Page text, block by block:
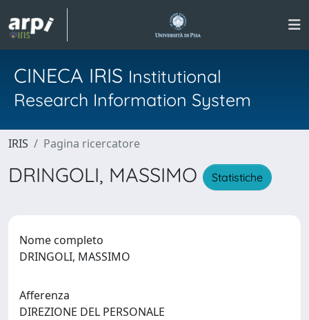
CINECA IRIS Institutional
Research Information System
IRIS Pagina ricercatore
DRINGOLI, MASSIMO Statistiche
Nome completo
DRINGOLI, MASSIMO
Afferenza
DIREZIONE DEL PERSONALE